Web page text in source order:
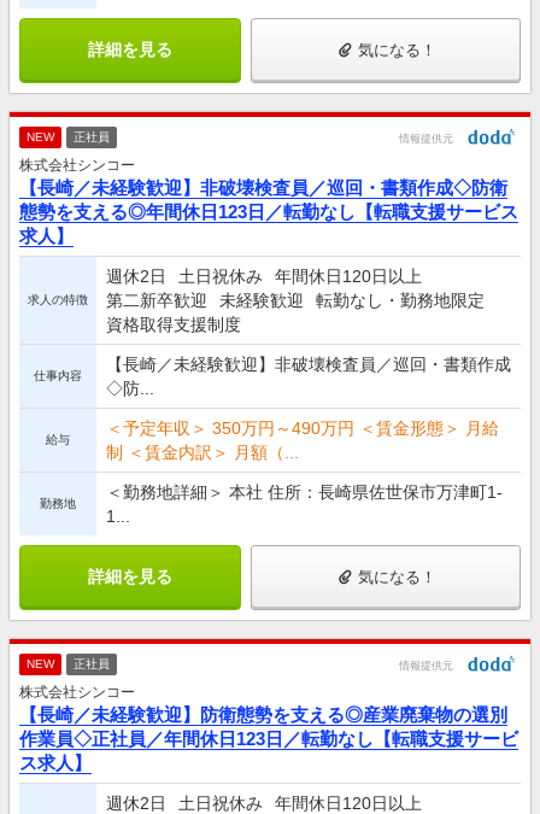
詳細を見る 気になる！
NEW 正社員 情報提供元
株式会社シンコー
【長崎／未経験歓迎】非破壊検査員／巡回・書類作成◇防衛
態勢を支える◎年間休日123日／転勤なし【転職支援サービス
求人】
求人の特徴
週休2日 土日祝休み
年間休日120日以上
第二新卒歓迎
未経験歓迎
転勤なし・勤務地限定
資格取得支援制度
仕事内容
【長崎／未経験歓迎】非破壊検査員／巡回・書類作成
◇防...
給与
＜予定年収＞ 350万円～490万円 ＜賃金形態＞ 月給
制 ＜賃金内訳＞ 月額（...
勤務地
＜勤務地詳細＞ 本社 住所：長崎県佐世保市万津町1-
1...
詳細を見る 気になる！
NEW 正社員 情報提供元
株式会社シンコー
【長崎／未経験歓迎】防衛態勢を支える◎産業廃棄物の選別
作業員◇正社員／年間休日123日／転勤なし【転職支援サービ
ス求人】
週休2日 土日祝休み
年間休日120日以上